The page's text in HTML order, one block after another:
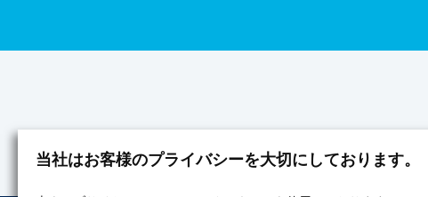
みずたま介護
当社はお客様のプライバシーを大切にしております。